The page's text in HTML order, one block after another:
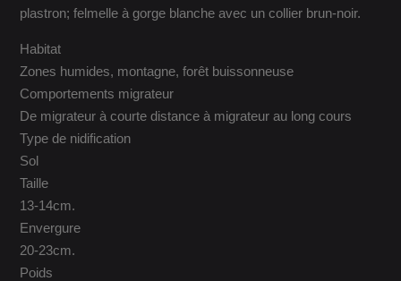
plastron; felmelle à gorge blanche avec un collier brun-noir.
Habitat
Zones humides, montagne, forêt buissonneuse
Comportements migrateur
De migrateur à courte distance à migrateur au long cours
Type de nidification
Sol
Taille
13-14cm.
Envergure
20-23cm.
Poids